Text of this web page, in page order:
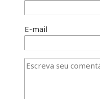
E-mail